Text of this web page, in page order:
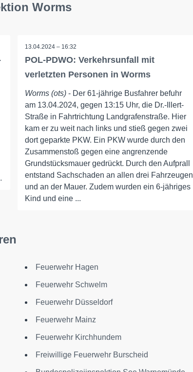
Worms
13.04.2024 – 16:32
POL-PDWO: Verkehrsunfall mit
verletzten Personen in Worms
Worms (ots)- Der 61-jährige Busfahrer befuhr
am 13.04.2024, gegen 13:15 Uhr, die Dr.-Illert-
Straße in Fahrtrichtung Landgrafenstraße. Hier
kam er zu weit nach links und stieß gegen zwei
dort geparkte PKW. Ein PKW wurde durch den
Zusammenstoß gegen eine angrenzende
Grundstücksmauer gedrückt. Durch den Aufprall
entstand Sachschaden an allen drei Fahrzeugen
und an der Mauer. Zudem wurden ein 6-jähriges
Kind und eine ...
Feuerwehr Hagen
Feuerwehr Schwelm
Feuerwehr Düsseldorf
Feuerwehr Mainz
Feuerwehr Kirchhundem
Freiwillige Feuerwehr Burscheid